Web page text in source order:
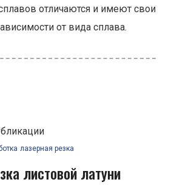
отличаются и имеют свои
от вида сплава.
лазерная резка
листовой латуни